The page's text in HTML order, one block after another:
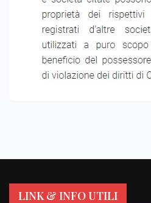
LINK & INFO UTILI